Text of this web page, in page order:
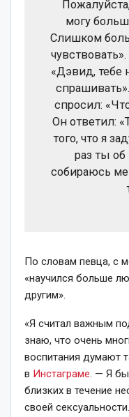
могу
Слишком
«Дэвид, тебе
спросил:
Он ответил:
того, что я
раз ты
собираюсь
По словам певца, с
«научился больше
другим».
«Я считал важным
знаю, что очень
воспитания думают
в Инстаграме. — Я
близких в течение
своей